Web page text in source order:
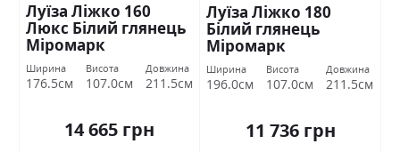
Луїза Ліжко 160
Люкс Білий глянець
Міромарк
Ширина
176.5см
Висота
107.0см
Довжина
211.5см
14 665 грн
Луїза Ліжко 180
Білий глянець
Міромарк
Ширина
196.0см
Висота
107.0см
Довжина
211.5см
11 736 грн